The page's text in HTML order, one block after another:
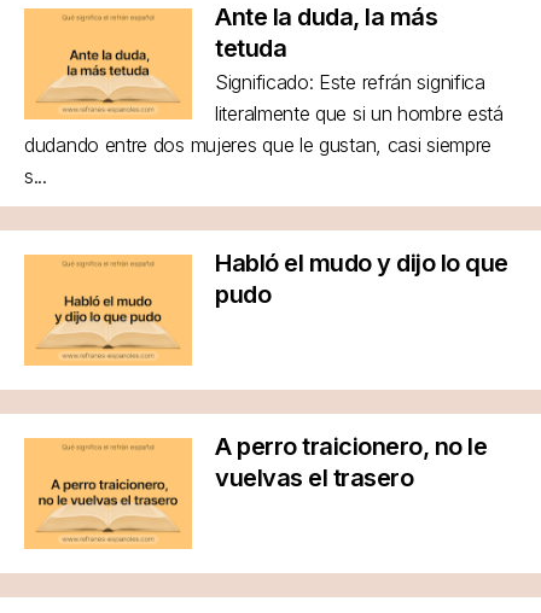
Ante la duda, la más
tetuda
Significado: Este refrán significa
literalmente que si un hombre está
dudando entre dos mujeres que le gustan, casi siempre
s...
Habló el mudo y dijo lo que
pudo
A perro traicionero, no le
vuelvas el trasero